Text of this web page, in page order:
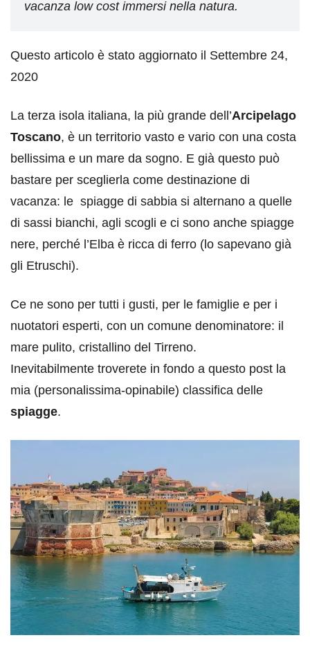
vacanza low cost immersi nella natura.
Questo articolo è stato aggiornato il Settembre 24,
2020
La terza isola italiana, la più grande dell’Arcipelago
Toscano, è un territorio vasto e vario con una costa
bellissima e un mare da sogno. E già questo può
bastare per sceglierla come destinazione di
vacanza: le spiagge di sabbia si alternano a quelle
di sassi bianchi, agli scogli e ci sono anche spiagge
nere, perché l’Elba è ricca di ferro (lo sapevano già
gli Etruschi).
Ce ne sono per tutti i gusti, per le famiglie e per i
nuotatori esperti, con un comune denominatore: il
mare pulito, cristallino del Tirreno.
Inevitabilmente troverete in fondo a questo post la
mia (personalissima-opinabile) classifica delle
spiagge.